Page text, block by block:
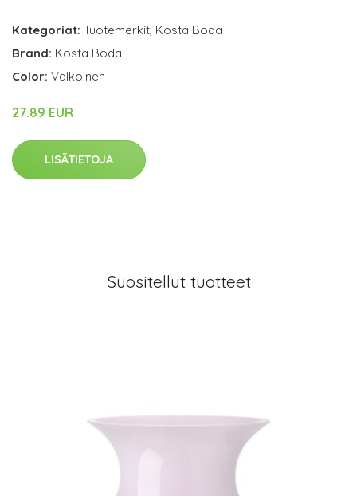
Kategoriat: Tuotemerkit, Kosta Boda
Brand: Kosta Boda
Color: Valkoinen
27.89 EUR
LISÄTIETOJA
Suositellut tuotteet